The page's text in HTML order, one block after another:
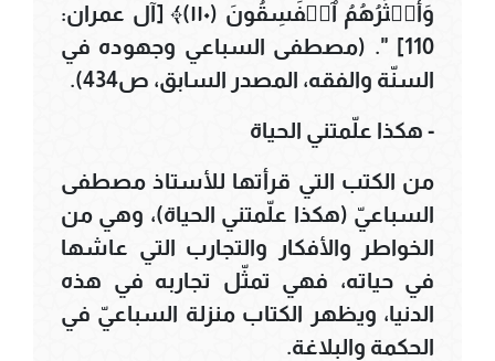
وَأَكۡثَرُهُمُ ٱلۡفَٰسِقُونَ (١١٠)﴾ [آل عمران:
110] ". (مصطفى السباعي وجهوده في
السنّة والفقه، المصدر السابق، ص434).
- هكذا علّمتني الحياة
من الكتب التي قرأتها للأستاذ مصطفى
السباعيّ (هكذا علّمتني الحياة)، وهي من
الخواطر والأفكار والتجارب التي عاشها
في حياته، فهي تمثّل تجاربه في هذه
الدنيا، ويظهر الكتاب منزلة السباعيّ في
الحكمة والبلاغة.